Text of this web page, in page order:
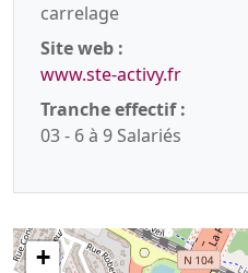
carrelage
Site web :
www.ste-activy.fr
Tranche effectif :
03 - 6 à 9 Salariés
+